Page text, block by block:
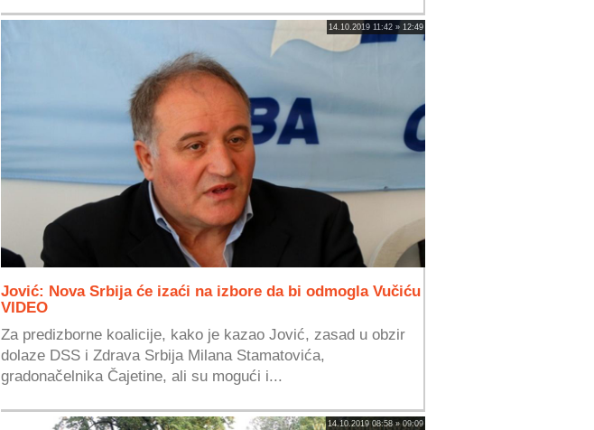
14.10.2019 11:42 » 12:49
Jović: Nova Srbija će izaći na izbore da bi odmogla Vučiću
VIDEO
Za predizborne koalicije, kako je kazao Jović, zasad u obzir
dolaze DSS i Zdrava Srbija Milana Stamatovića,
gradonačelnika Čajetine, ali su mogući i...
14.10.2019 08:58 » 09:09